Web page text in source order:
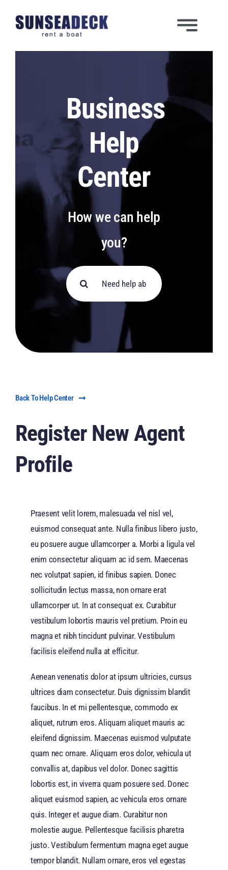
περιεχόμενο
Toggle
ΑΡΧΙΚΗ
ΥΠΗΡΕΣΙΕΣ
ΣΤΟΛΟΣ
ΦΩΤΟΓΡΑΦΙΕΣ
Business
Help
Center
How we can help
you?
Αναζήτηση
για:
Back To Help Center
Register New Agent
Profile
Praesent velit lorem, malesuada vel nisl vel,
euismod consequat ante. Nulla finibus libero justo,
eu posuere augue ullamcorper a. Morbi a ligula vel
enim consectetur aliquam ac id sem. Maecenas
nec volutpat sapien, id finibus sapien. Donec
sollicitudin lectus massa, non ornare erat
ullamcorper ut. In at consequat ex. Curabitur
vestibulum lobortis mauris vel pretium. Proin eu
magna et nibh tincidunt pulvinar. Vestibulum
facilisis eleifend nulla at efficitur.
Aenean venenatis dolor at ipsum ultricies, cursus
ultrices diam consectetur. Duis dignissim blandit
faucibus. In et mi pellentesque, commodo ex
aliquet, rutrum eros. Aliquam aliquet mauris ac
eleifend dignissim. Maecenas euismod vulputate
quam nec ornare. Aliquam eros dolor, vehicula ut
convallis at, dapibus vel dolor. Donec sagittis
lobortis est, in viverra quam posuere sed. Donec
aliquet euismod sapien, ac vehicula eros ornare
quis. Integer et augue diam. Curabitur non
molestie augue. Pellentesque facilisis pharetra
justo. Vestibulum fermentum magna eget augue
tempor blandit. Nullam ornare, eros vel egestas